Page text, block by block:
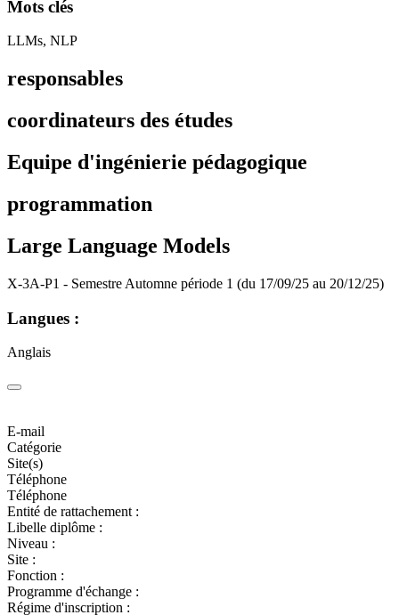
Mots clés
LLMs, NLP
responsables
coordinateurs des études
Equipe d'ingénierie pédagogique
programmation
Large Language Models
X-3A-P1 - Semestre Automne période 1 (du 17/09/25 au 20/12/25)
Langues :
Anglais
E-mail
Catégorie
Site(s)
Téléphone
Téléphone
Entité de rattachement :
Libelle diplôme :
Niveau :
Site :
Fonction :
Programme d'échange :
Régime d'inscription :